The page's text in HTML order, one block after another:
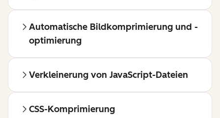
Automatische Bildkomprimierung und -
optimierung
Verkleinerung von JavaScript-Dateien
CSS-Komprimierung